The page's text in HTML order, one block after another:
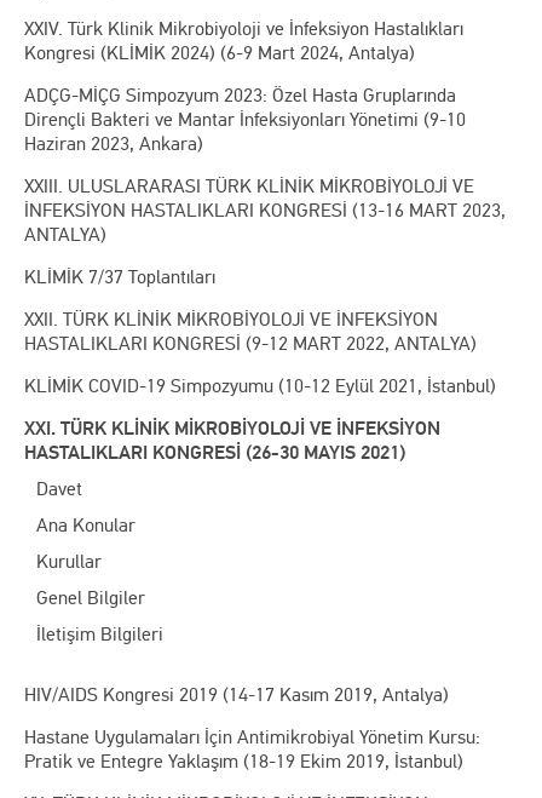
XXIV. Türk Klinik Mikrobiyoloji ve İnfeksiyon Hastalıkları
Kongresi (KLİMİK 2024) (6-9 Mart 2024, Antalya)
ADÇG-MİÇG Simpozyum 2023: Özel Hasta Gruplarında
Dirençli Bakteri ve Mantar İnfeksiyonları Yönetimi (9-10
Haziran 2023, Ankara)
XXIII. ULUSLARARASI TÜRK KLİNİK MİKROBİYOLOJİ VE
İNFEKSİYON HASTALIKLARI KONGRESİ (13-16 MART 2023,
ANTALYA)
KLİMİK 7/37 Toplantıları
XXII. TÜRK KLİNİK MİKROBİYOLOJİ VE İNFEKSİYON
HASTALIKLARI KONGRESİ (9-12 MART 2022, ANTALYA)
KLİMİK COVID-19 Simpozyumu (10-12 Eylül 2021, İstanbul)
XXI. TÜRK KLİNİK MİKROBİYOLOJİ VE İNFEKSİYON
HASTALIKLARI KONGRESİ (26-30 MAYIS 2021)
Davet
Ana Konular
Kurullar
Genel Bilgiler
İletişim Bilgileri
HIV/AIDS Kongresi 2019 (14-17 Kasım 2019, Antalya)
Hastane Uygulamaları İçin Antimikrobiyal Yönetim Kursu:
Pratik ve Entegre Yaklaşım (18-19 Ekim 2019, İstanbul)